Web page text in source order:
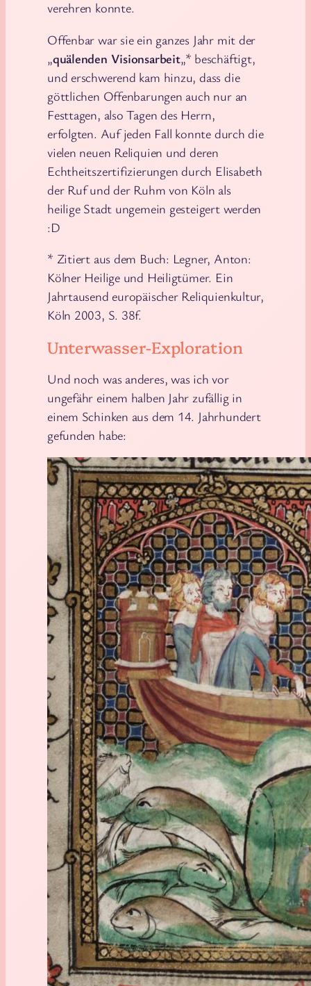
verehren konnte.
Offenbar war sie ein ganzes Jahr mit der
„quälenden Visionsarbeit„* beschäftigt,
und erschwerend kam hinzu, dass die
göttlichen Offenbarungen auch nur an
Festtagen, also Tagen des Herrn,
erfolgten. Auf jeden Fall konnte durch die
vielen neuen Reliquien und deren
Echtheitszertifizierungen durch Elisabeth
der Ruf und der Ruhm von Köln als
heilige Stadt ungemein gesteigert werden
:D
* Zitiert aus dem Buch: Legner, Anton:
Kölner Heilige und Heiligtümer. Ein
Jahrtausend europäischer Reliquienkultur,
Köln 2003, S. 38f.
Unterwasser-Exploration
Und noch was anderes, was ich vor
ungefähr einem halben Jahr zufällig in
einem Schinken aus dem 14. Jahrhundert
gefunden habe: